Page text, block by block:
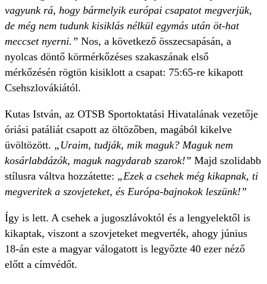
vagyunk rá, hogy bármelyik európai csapatot megverjük,
de még nem tudunk kisiklás nélkül egymás után öt-hat
meccset nyerni.” Nos, a következő összecsapásán, a
nyolcas döntő körmérkőzéses szakaszának első
mérkőzésén rögtön kisiklott a csapat: 75:65-re kikapott
Csehszlovákiától.
Kutas István, az OTSB Sportoktatási Hivatalának vezetője
óriási patáliát csapott az öltözőben, magából kikelve
üvöltözött. „Uraim, tudják, mik maguk? Maguk nem
kosárlabdázók, maguk nagydarab szarok!” Majd szolidabb
stílusra váltva hozzátette: „Ezek a csehek még kikapnak, ti
megveritek a szovjeteket, és Európa-bajnokok leszünk!”
Így is lett. A csehek a jugoszlávoktól és a lengyelektől is
kikaptak, viszont a szovjeteket megverték, ahogy június
18-án este a magyar válogatott is legyőzte 40 ezer néző
előtt a címvédőt.